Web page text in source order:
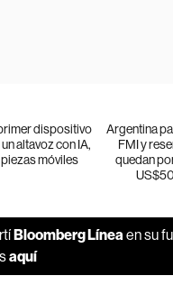
dispositivo
altavoz con IA,
móviles
Argentina
FMI y
quedan
Bloomberg Líneaen su
aquí